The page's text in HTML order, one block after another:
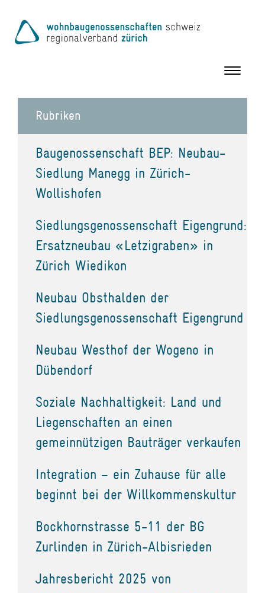
Toggle
Rubriken
Baugenossenschaft BEP: Neubau-
Siedlung Manegg in Zürich-
Wollishofen
Siedlungsgenossenschaft Eigengrund:
Ersatzneubau «Letzigraben» in
Zürich Wiedikon
Neubau Obsthalden der
Siedlungsgenossenschaft Eigengrund
Neubau Westhof der Wogeno in
Dübendorf
Soziale Nachhaltigkeit: Land und
Liegenschaften an einen
gemeinnützigen Bauträger verkaufen
Integration – ein Zuhause für alle
beginnt bei der Willkommenskultur
Bockhornstrasse 5-11 der BG
Zurlinden in Zürich-Albisrieden
Jahresbericht 2025 von